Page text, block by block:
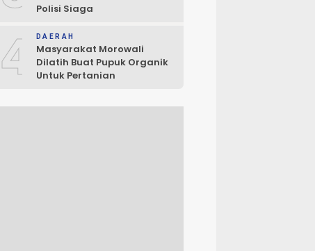
Polisi Siaga
4 DAERAH
Masyarakat Morowali
Dilatih Buat Pupuk Organik
Untuk Pertanian